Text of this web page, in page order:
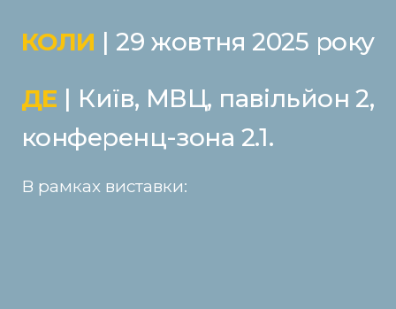
КОЛИ | 29 жовтня 2025 року
ДЕ | Київ, МВЦ, павільйон 2,
конференц-зона 2.1.
В рамках виставки: